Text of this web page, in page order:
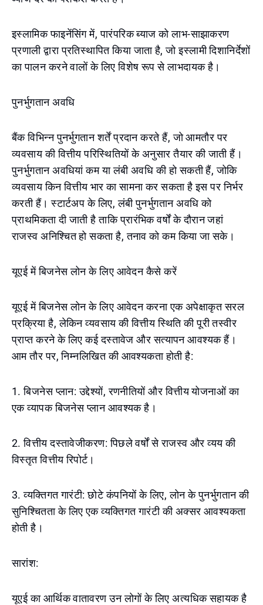
इस्लामिक फाइनेंसिंग में, पारंपरिक ब्याज को लाभ-साझाकरण
प्रणाली द्वारा प्रतिस्थापित किया जाता है, जो इस्लामी दिशानिर्देशों
का पालन करने वालों के लिए विशेष रूप से लाभदायक है।
पुनर्भुगतान अवधि
बैंक विभिन्न पुनर्भुगतान शर्तें प्रदान करते हैं, जो आमतौर पर
व्यवसाय की वित्तीय परिस्थितियों के अनुसार तैयार की जाती हैं।
पुनर्भुगतान अवधियां कम या लंबी अवधि की हो सकती हैं, जोकि
व्यवसाय किन वित्तीय भार का सामना कर सकता है इस पर निर्भर
करती हैं। स्टार्टअप के लिए, लंबी पुनर्भुगतान अवधि को
प्राथमिकता दी जाती है ताकि प्रारंभिक वर्षों के दौरान जहां
राजस्व अनिश्चित हो सकता है, तनाव को कम किया जा सके।
यूएई में बिजनेस लोन के लिए आवेदन कैसे करें
यूएई में बिजनेस लोन के लिए आवेदन करना एक अपेक्षाकृत सरल
प्रक्रिया है, लेकिन व्यवसाय की वित्तीय स्थिति की पूरी तस्वीर
प्राप्त करने के लिए कई दस्तावेज और सत्यापन आवश्यक हैं।
आम तौर पर, निम्नलिखित की आवश्यकता होती है:
1. बिजनेस प्लान: उद्देश्यों, रणनीतियों और वित्तीय योजनाओं का
एक व्यापक बिजनेस प्लान आवश्यक है।
2. वित्तीय दस्तावेजीकरण: पिछले वर्षों से राजस्व और व्यय की
विस्तृत वित्तीय रिपोर्ट।
3. व्यक्तिगत गारंटी: छोटे कंपनियों के लिए, लोन के पुनर्भुगतान की
सुनिश्चितता के लिए एक व्यक्तिगत गारंटी की अक्सर आवश्यकता
होती है।
सारांश:
यूएई का आर्थिक वातावरण उन लोगों के लिए अत्यधिक सहायक है